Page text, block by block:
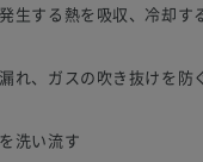
生する熱を吸収、冷却す
れ、ガスの吹き抜けを防
洗い流す